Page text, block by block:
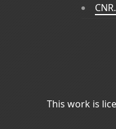
This work is